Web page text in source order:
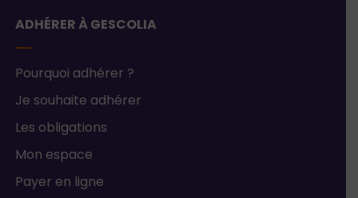
ADHÉRER À GESCOLIA
Pourquoi adhérer ?
Je souhaite adhérer
Les obligations
Mon espace
Payer en ligne